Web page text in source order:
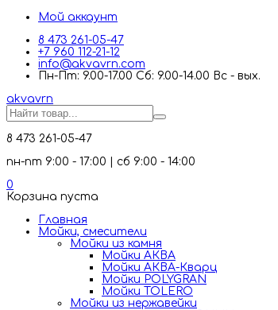
Мой аккаунт
8 473 261-05-47
+7 960 112-21-12
info@akvavrn.com
Пн-Пт: 9.00-17.00 Сб: 9.00-14.00 Вс - вых.
akvavrn
8 473 261-05-47
пн-пт 9:00 - 17:00 | сб 9:00 - 14:00
0
Корзина пуста
Главная
Мойки, смесители
Mойки из камня
Мойки АКВА
Мойки АКВА-Кварц
Мойки POLYGRAN
Мойки TOLERO
Мойки из нержавейки